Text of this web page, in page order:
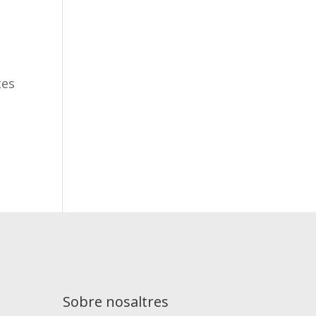
Sobre nosaltres